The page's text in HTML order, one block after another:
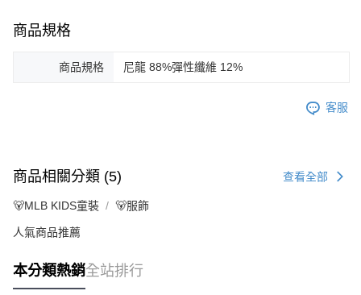
商品規格
商品規格 尼龍 88%彈性纖維 12%
客服
商品相關分類 (5) 查看全部
🐻MLB KIDS童裝 🐻服飾
人氣商品推薦
本分類熱銷全站排行